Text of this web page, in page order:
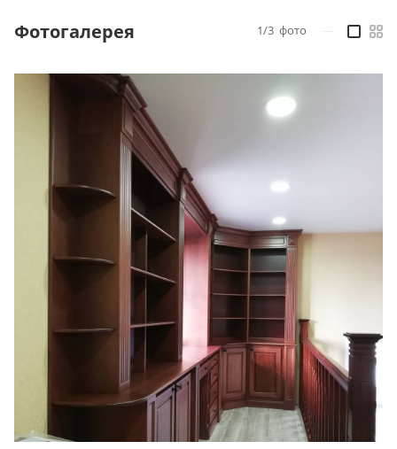
Фотогалерея 1/3 фото